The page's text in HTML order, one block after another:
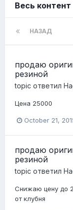
Весь
НАЗАД
продаю
резиной
topic ответил
Цена 25000
October 21,
продаю
резиной
topic ответил
Снижаю цену до
от клубня